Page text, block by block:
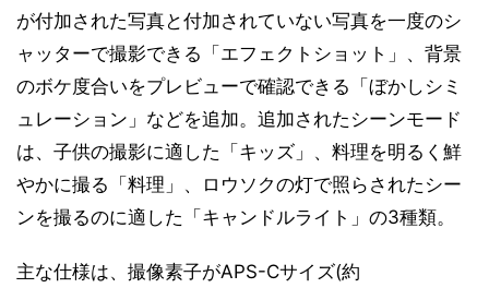
が付加された写真と付加されていない写真を一度のシ
ャッターで撮影できる「エフェクトショット」、背景
のボケ度合いをプレビューで確認できる「ぼかしシミ
ュレーション」などを追加。追加されたシーンモード
は、子供の撮影に適した「キッズ」、料理を明るく鮮
やかに撮る「料理」、ロウソクの灯で照らされたシー
ンを撮るのに適した「キャンドルライト」の3種類。
主な仕様は、撮像素子がAPS-Cサイズ(約